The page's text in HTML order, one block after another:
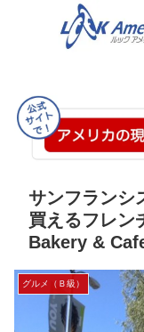
サンフランシ
買えるフレン
Bakery &
グルメ（Ｂ級）